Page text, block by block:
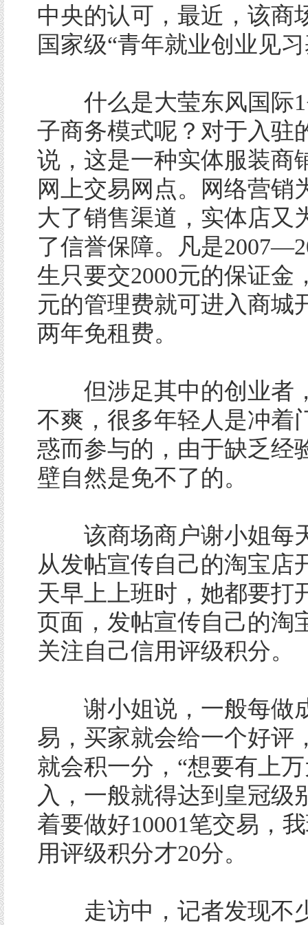
中央的认可，最近，该商
国家级“青年就业创业见
什么是大莹东风国际
子商务模式呢？对于入驻
说，这是一种实体服装商
网上交易网点。网络营销
大了销售渠道，实体店又
了信誉保障。凡是
生只要交2000元的保证金
元的管理费就可进入商城
两年免租费。
但涉足其中的创业者
不爽，很多年轻人是冲着
惑而参与的，由于缺乏经
壁自然是免不了的。
该商场商户谢小姐每
从发帖宣传自己的淘宝店
天早上上班时，她都要打
页面，发帖宣传自己的淘
关注自己信用评级积分。
谢小姐说，一般每做
易，买家就会给一个好评
就会积一分，“想要有上
入，一般就得达到皇冠级
着要做好10001笔交易，
用评级积分才20分。
走访中，记者发现不